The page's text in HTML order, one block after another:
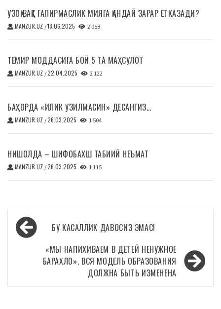
УЗОҚ ВАҚТ ГАПИРМАСЛИК МИЯГА ҚАНДАЙ ЗАРАР ЕТКАЗАДИ?
MANZUR.UZ /18.06.2025 2 958
ТЕМИР МОДДАСИГА БОЙ 5 ТА МАҲСУЛОТ
MANZUR.UZ /22.04.2025 2 122
БАҲОРДА «ИЛИК УЗИЛМАСИН» ДЕСАНГИЗ…
MANZUR.UZ /26.03.2025 1 504
НИШОЛДА – ШИФОБАХШ ТАБИИЙ НЕЪМАТ
MANZUR.UZ /26.03.2025 1 115
Навигация
по
записям
БУ КАСАЛЛИК ДАВОСИЗ ЭМАС!
«МЫ НАПИХИВАЕМ В ДЕТЕЙ НЕНУЖНОЕ
БАРАХЛО». ВСЯ МОДЕЛЬ ОБРАЗОВАНИЯ
ДОЛЖНА БЫТЬ ИЗМЕНЕНА